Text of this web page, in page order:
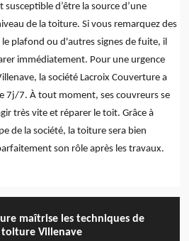
susceptible d’être la source d’une
de la toiture. Si vous remarquez des
plafond ou d'autres signes de fuite, il
immédiatement. Pour une urgence
la société Lacroix Couverture a
7j/7. À tout moment, ses couvreurs se
très vite et réparer le toit. Grâce à
de la société, la toiture sera bien
son rôle après les travaux.
maîtrise les techniques de
Villenave